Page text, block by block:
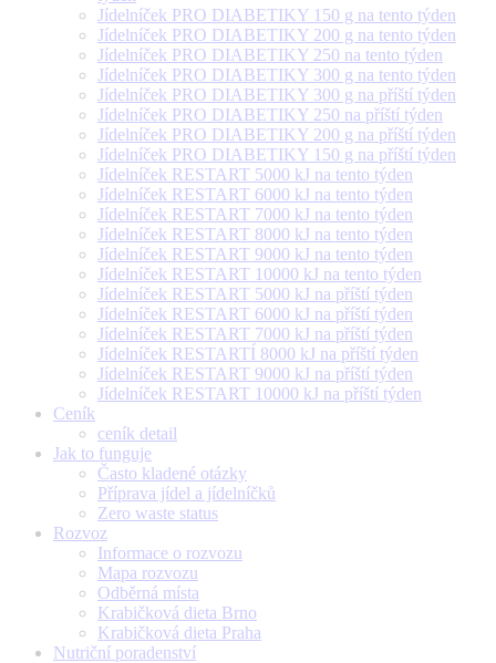
Jídelníček PRO DIABETIKY 150 g na tento týden
Jídelníček PRO DIABETIKY 200 g na tento týden
Jídelníček PRO DIABETIKY 250 na tento týden
Jídelníček PRO DIABETIKY 300 g na tento týden
Jídelníček PRO DIABETIKY 300 g na příští týden
Jídelníček PRO DIABETIKY 250 na příští týden
Jídelníček PRO DIABETIKY 200 g na příští týden
Jídelníček PRO DIABETIKY 150 g na příští týden
Jídelníček RESTART 5000 kJ na tento týden
Jídelníček RESTART 6000 kJ na tento týden
Jídelníček RESTART 7000 kJ na tento týden
Jídelníček RESTART 8000 kJ na tento týden
Jídelníček RESTART 9000 kJ na tento týden
Jídelníček RESTART 10000 kJ na tento týden
Jídelníček RESTART 5000 kJ na příští týden
Jídelníček RESTART 6000 kJ na příští týden
Jídelníček RESTART 7000 kJ na příští týden
Jídelníček RESTARTÍ 8000 kJ na příští týden
Jídelníček RESTART 9000 kJ na příští týden
Jídelníček RESTART 10000 kJ na příští týden
Ceník
ceník detail
Jak to funguje
Často kladené otázky
Příprava jídel a jídelníčků
Zero waste status
Rozvoz
Informace o rozvozu
Mapa rozvozu
Odběrná místa
Krabičková dieta Brno
Krabičková dieta Praha
Nutriční poradenství